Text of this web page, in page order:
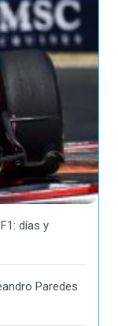
días y
Paredes